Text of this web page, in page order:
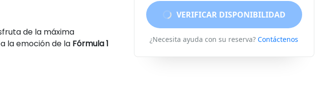
de la máxima
la emoción de la Fórmula 1
VERIFICAR DISPONIBILIDAD
¿Necesita ayuda con su reserva? Contáctenos